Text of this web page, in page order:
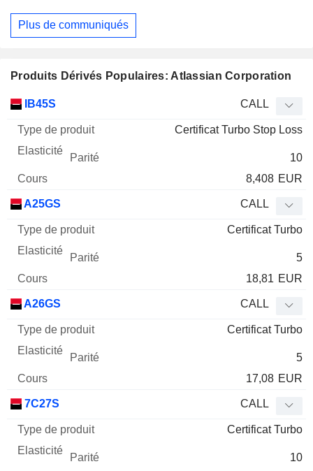
Plus de communiqués
Produits Dérivés Populaires: Atlassian Corporation
Mnemo Type produit
Parité Cours
IB45S CALL
Certificat Turbo Stop Loss
10
8,408 EUR
A25GS CALL
Certificat Turbo
5
18,81 EUR
A26GS CALL
Certificat Turbo
5
17,08 EUR
7C27S CALL
Certificat Turbo
10